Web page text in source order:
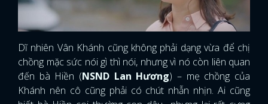
Dĩ nhiên Vân Khánh cũng không phải dạng vừa để chị
chồng mặc sức nói gì thì nói, nhưng vì nó còn liên quan
đến bà Hiền (NSND Lan Hương) – mẹ chồng của
Khánh nên cô cũng phải có chút nhẫn nhịn. Ai cũng